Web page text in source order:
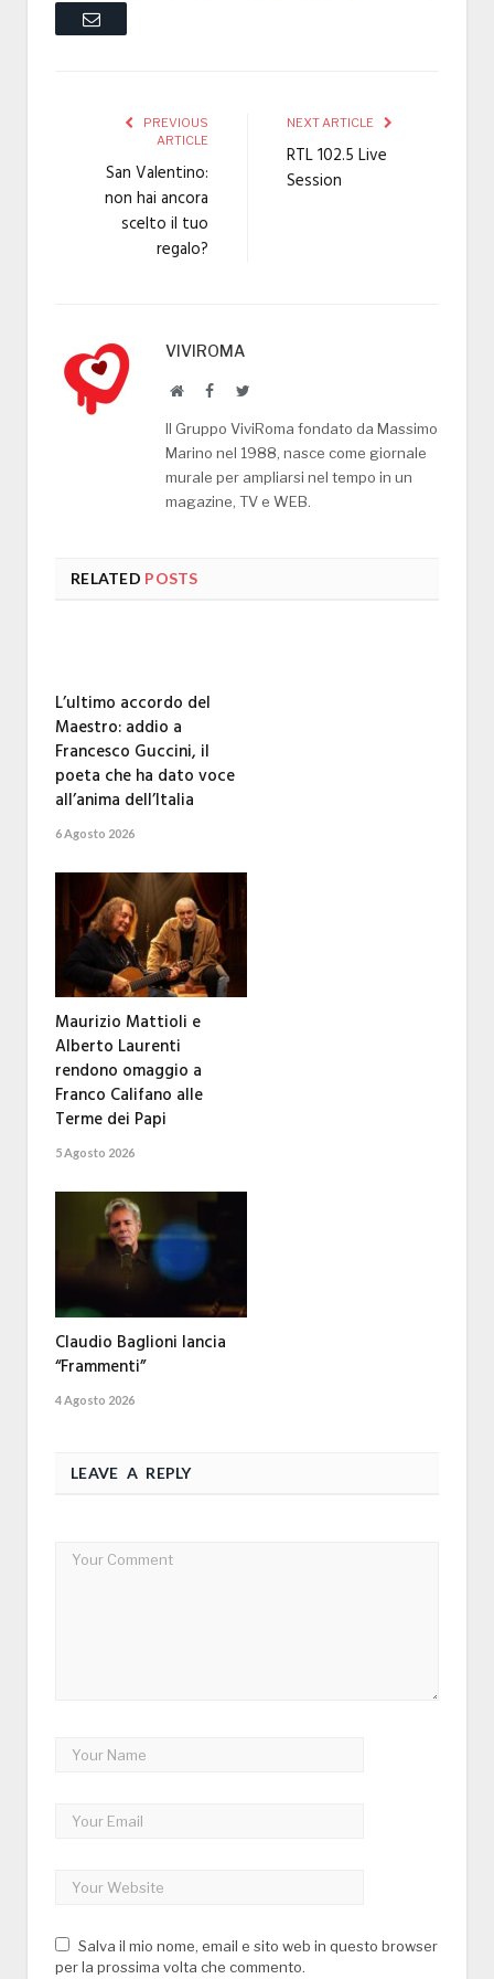
Email
PREVIOUS
ARTICLE
San Valentino:
non hai ancora
scelto il tuo
regalo?
NEXT ARTICLE
RTL 102.5 Live
Session
VIVIROMA
WebsiteFacebookTwitter
Il Gruppo ViviRoma fondato da Massimo
Marino nel 1988, nasce come giornale
murale per ampliarsi nel tempo in un
magazine, TV e WEB.
RELATED POSTS
L’ultimo accordo del
Maestro: addio a
Francesco Guccini, il
poeta che ha dato voce
all’anima dell’Italia
6 Agosto 2026
Maurizio Mattioli e
Alberto Laurenti
rendono omaggio a
Franco Califano alle
Terme dei Papi
5 Agosto 2026
Claudio Baglioni lancia
“Frammenti”
4 Agosto 2026
LEAVE A REPLY
Salva il mio nome, email e sito web in questo browser
per la prossima volta che commento.